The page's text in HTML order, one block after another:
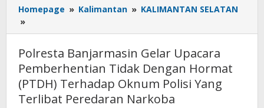
Homepage » Kalimantan » KALIMANTAN SELATAN
»
Banjarmasin
Gelar
Upacara
Pemberhentian
Tidak
Dengan
Polresta Banjarmasin Gelar Upacara
Pemberhentian Tidak Dengan Hormat
(PTDH) Terhadap Oknum Polisi Yang
Terlibat Peredaran Narkoba